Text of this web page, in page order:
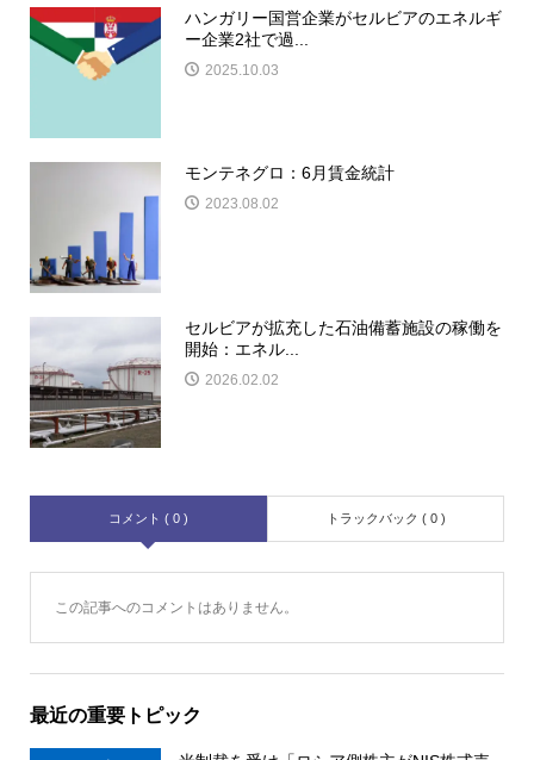
ハンガリー国営企業がセルビアのエネルギ
ー企業2社で過...
2025.10.03
モンテネグロ：6月賃金統計
2023.08.02
セルビアが拡充した石油備蓄施設の稼働を
開始：エネル...
2026.02.02
コメント ( 0 ) トラックバック ( 0 )
この記事へのコメントはありません。
最近の重要トピック